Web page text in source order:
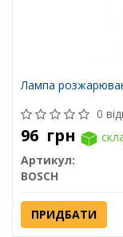
Лампа
0
96 грн
Артикул:
BOSCH
ПРИДБАТИ